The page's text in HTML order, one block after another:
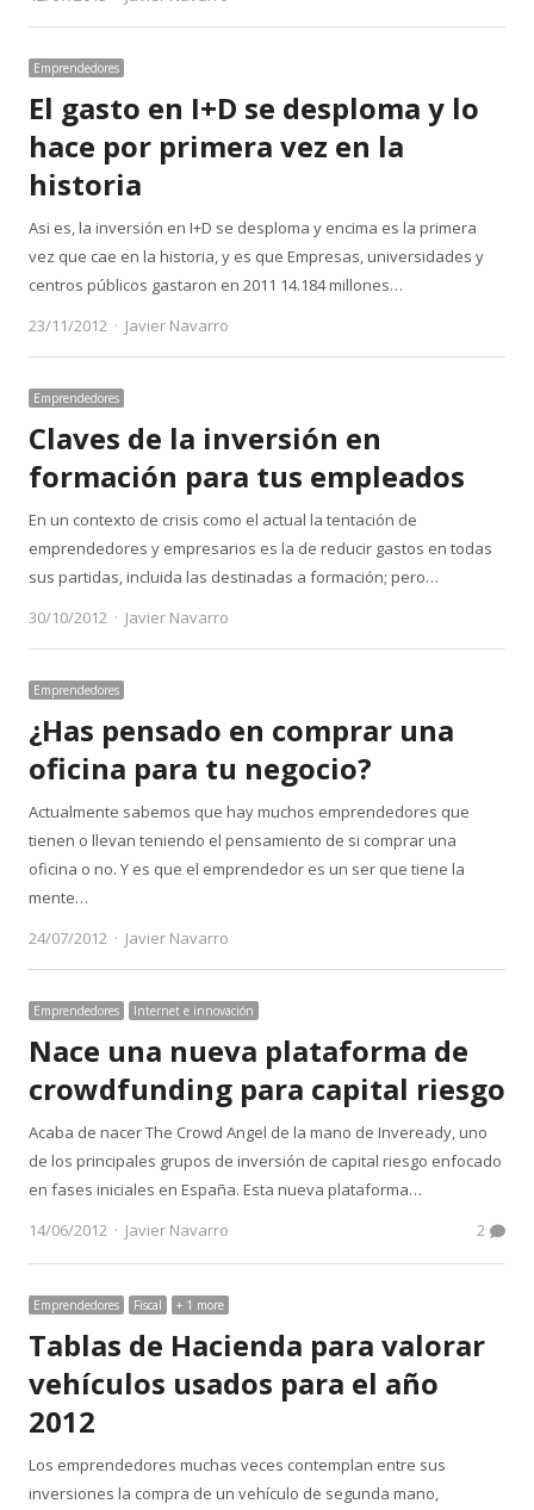
Emprendedores
El gasto en I+D se desploma y lo
hace por primera vez en la
historia
Asi es, la inversión en I+D se desploma y encima es la primera
vez que cae en la historia, y es que Empresas, universidades y
centros públicos gastaron en 2011 14.184 millones…
23/11/2012
Author
Javier Navarro
Emprendedores
Claves de la inversión en
formación para tus empleados
En un contexto de crisis como el actual la tentación de
emprendedores y empresarios es la de reducir gastos en todas
sus partidas, incluida las destinadas a formación; pero…
30/10/2012
Author
Javier Navarro
Emprendedores
¿Has pensado en comprar una
oficina para tu negocio?
Actualmente sabemos que hay muchos emprendedores que
tienen o llevan teniendo el pensamiento de si comprar una
oficina o no. Y es que el emprendedor es un ser que tiene la
mente…
24/07/2012
Author
Javier Navarro
Emprendedores Internet e innovación
Nace una nueva plataforma de
crowdfunding para capital riesgo
Acaba de nacer The Crowd Angel de la mano de Inveready, uno
de los principales grupos de inversión de capital riesgo enfocado
en fases iniciales en España. Esta nueva plataforma…
14/06/2012
Author
Javier Navarro 2
Emprendedores Fiscal + 1 more
Tablas de Hacienda para valorar
vehículos usados para el año
2012
Los emprendedores muchas veces contemplan entre sus
inversiones la compra de un vehículo de segunda mano,